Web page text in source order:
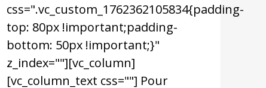
css=".vc_custom_1762362105834{padding-
top: 80px !important;padding-
bottom: 50px !important;}"
z_index=""][vc_column]
[vc_column_text css=""] Pour